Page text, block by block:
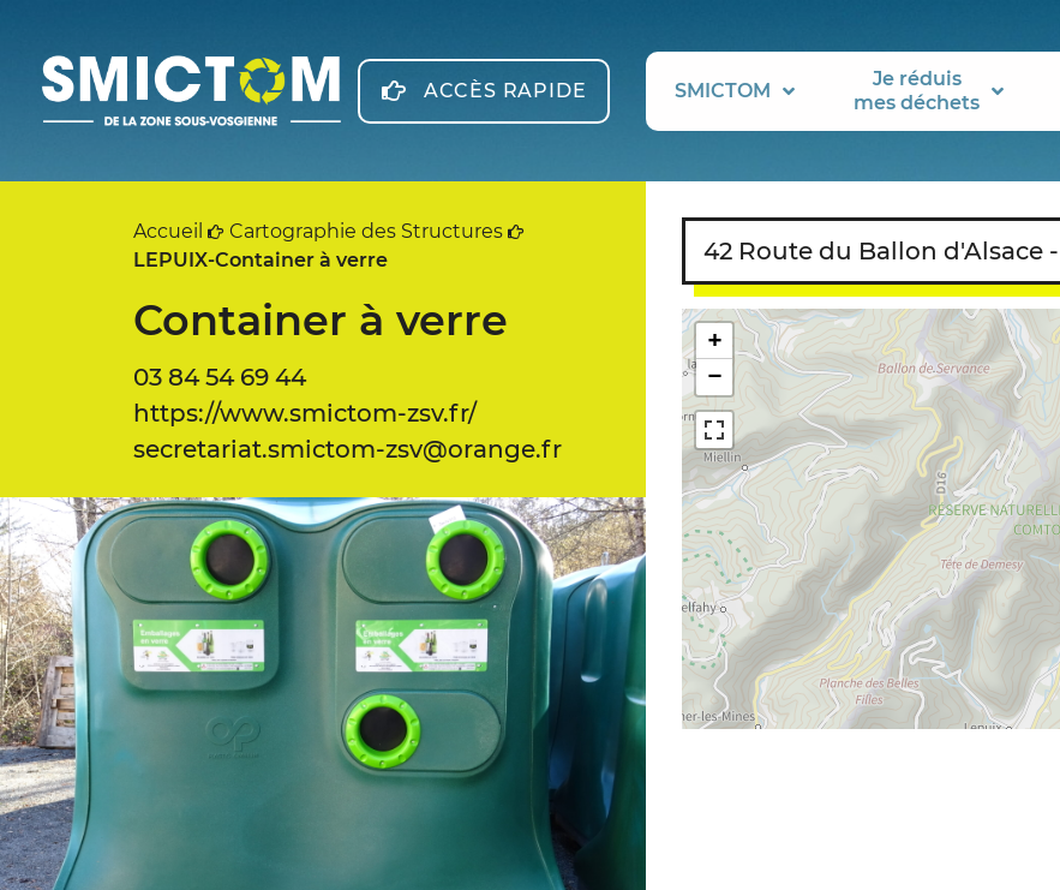
ACCÈS RAPIDE SMICTOM
Je réduis
mes déchets
Accueil
Cartographie des Structures
LEPUIX-Container à verre
Container à verre
03 84 54 69 44
https://www.smictom-zsv.fr/
secretariat.smictom-zsv@orange.fr
42 Route du Ballon d'Alsace
+
−